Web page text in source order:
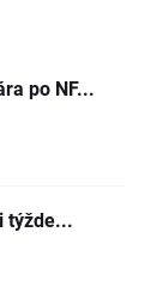
po NF...
týžde...